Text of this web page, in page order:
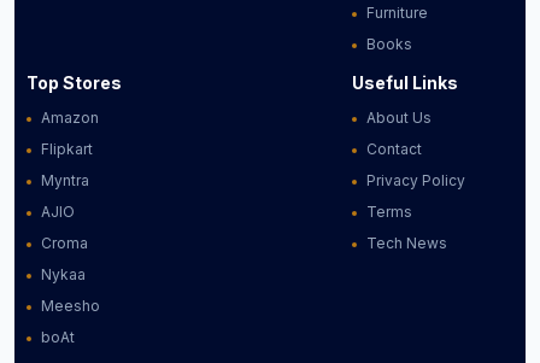
Furniture
Books
Top Stores
Amazon
Flipkart
Myntra
AJIO
Croma
Nykaa
Meesho
boAt
Useful Links
About Us
Contact
Privacy Policy
Terms
Tech News